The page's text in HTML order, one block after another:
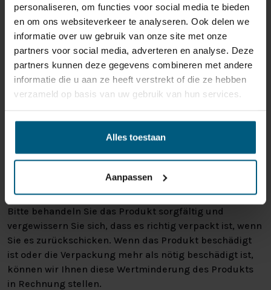
personaliseren, om functies voor social media te bieden
en om ons websiteverkeer te analyseren. Ook delen we
informatie over uw gebruik van onze site met onze
partners voor social media, adverteren en analyse. Deze
partners kunnen deze gegevens combineren met andere
informatie die u aan ze heeft verstrekt of die ze hebben
verzameld op basis van uw gebruik van hun services.
Alles toestaan
Aanpassen
Individuell gestaltete Artikel wie Matratzen,
Lattenroste, Obermatratzen und Boxspring-
Sets fallen NICHT unter die
Rückgabebestimmungen und können von
uns nicht zurückgenommen werden.
Manchmal möchten Sie vielleicht eine Bestellung
zurückgeben. Vielleicht, weil Ihnen das Produkt nicht
gefällt, oder vielleicht gibt es einen anderen Grund,
haben Sie das Recht, Ihre Bestellung bis zu
nach Erhalt ohne Angabe von Gründen zu widerrufen.
Bitte behandeln Sie das Produkt sorgfältig und
vergewissern Sie sich, dass es richtig verpackt ist, wenn
Sie es zurückschicken. Wenn das Produkt beschädigt
ist oder die Verpackung mehr als nötig beschädigt ist,
können wir Ihnen diese Wertminderung des Produkts
in Rechnung stellen.